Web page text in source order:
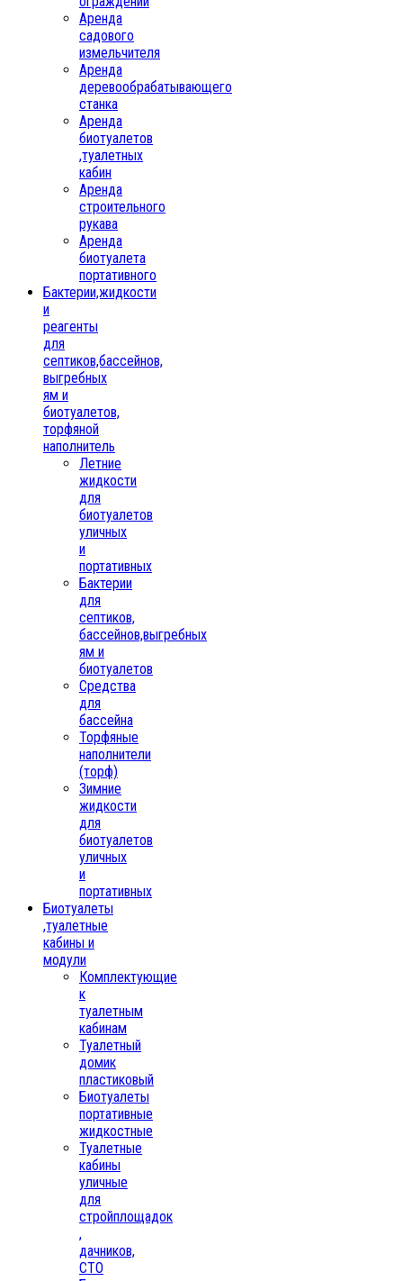
Аренда
садового
измельчителя
Аренда
деревообрабатывающего
станка
Аренда
биотуалетов
,туалетных
кабин
Аренда
строительного
рукава
Аренда
биотуалета
портативного
Бактерии,жидкости
и
реагенты
для
септиков,бассейнов,
выгребных
ям и
биотуалетов,
торфяной
наполнитель
Летние
жидкости
для
биотуалетов
уличных
и
портативных
Бактерии
для
септиков,
бассейнов,выгребных
ям и
биотуалетов
Средства
для
бассейна
Торфяные
наполнители
(торф)
Зимние
жидкости
для
биотуалетов
уличных
и
портативных
Биотуалеты
,туалетные
кабины и
модули
Комплектующие
к
туалетным
кабинам
Туалетный
домик
пластиковый
Биотуалеты
портативные
жидкостные
Туалетные
кабины
уличные
для
стройплощадок
,
дачников,
СТО